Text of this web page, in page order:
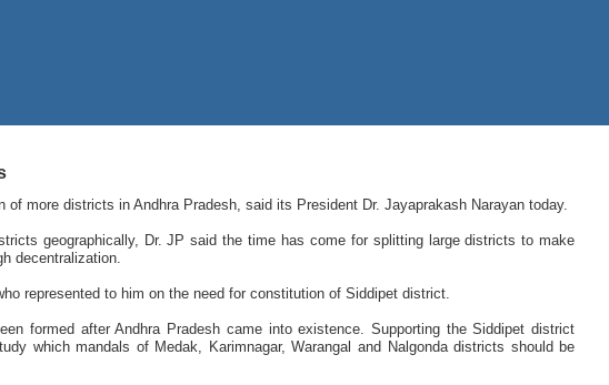
more districts in Andhra Pradesh, said its President Dr. Jayaprakash Narayan today.
geographically, Dr. JP said the time has come for splitting large districts to make
decentralization.
represented to him on the need for constitution of Siddipet district.
formed after Andhra Pradesh came into existence. Supporting the Siddipet district
which mandals of Medak, Karimnagar, Warangal and Nalgonda districts should be